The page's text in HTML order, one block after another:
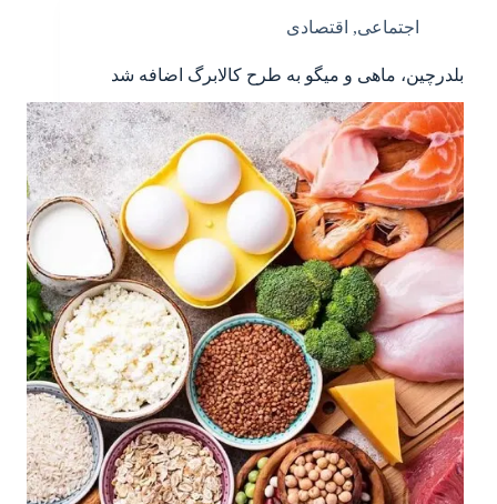
اجتماعی, اقتصادی
بلدرچین، ماهی و میگو به طرح کالابرگ اضافه شد